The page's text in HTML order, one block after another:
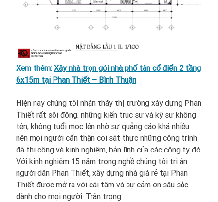
Xem thêm: Xây nhà trọn gói nhà phố tân cổ điển 2 tầng
6x15m tại Phan Thiết – Bình Thuận
Hiện nay chúng tôi nhận thấy thị trường xây dựng Phan
Thiết rất sôi động, những kiến trúc sư và kỹ sư không
tên, không tuổi mọc lên nhờ sự quảng cáo khá nhiều
nên mọi người cẩn thận coi sát thực những công trình
đã thi công và kinh nghiệm, bản lĩnh của các công ty đó.
Với kinh nghiệm 15 năm trong nghề chúng tôi tri ân
người dân Phan Thiết, xây dựng nhà giá rẻ tại Phan
Thiết được mở ra với cái tâm và sự cảm ơn sâu sắc
dành cho mọi người. Trân trọng